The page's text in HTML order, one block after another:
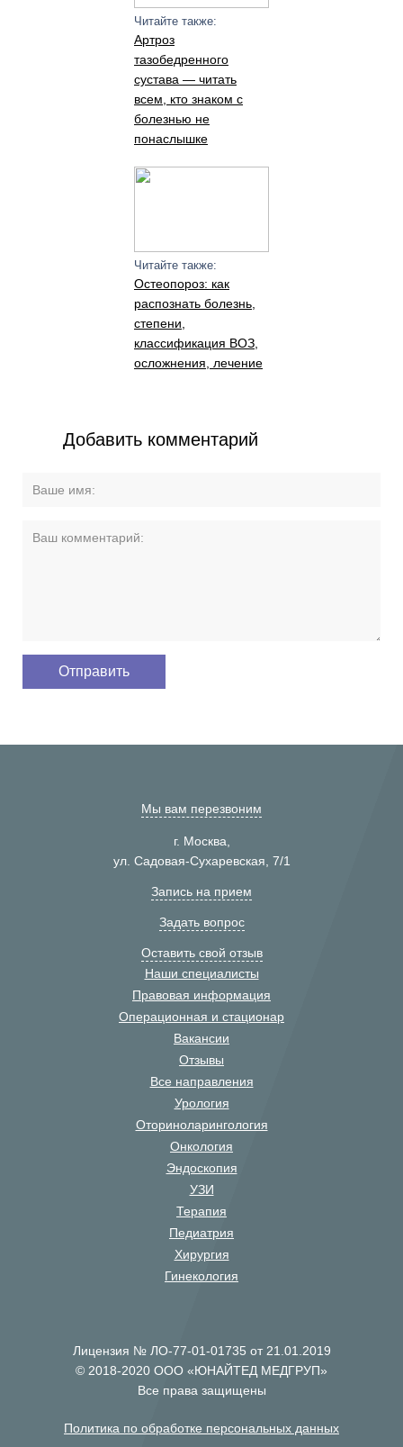
Читайте также:
Артроз
тазобедренного
сустава — читать
всем, кто знаком с
болезнью не
понаслышке
Читайте также:
Остеопороз: как
распознать болезнь,
степени,
классификация ВОЗ,
осложнения, лечение
Добавить комментарий
Мы вам перезвоним
г. Москва,
ул. Садовая-Сухаревская, 7/1
Запись на прием
Задать вопрос
Оставить свой отзыв
Наши специалисты
Правовая информация
Операционная и стационар
Вакансии
Отзывы
Все направления
Урология
Оториноларингология
Онкология
Эндоскопия
УЗИ
Терапия
Педиатрия
Хирургия
Гинекология
Лицензия № ЛО-77-01-01735 от 21.01.2019
© 2018-2020 ООО «ЮНАЙТЕД МЕДГРУП»
Все права защищены
Политика по обработке персональных данных